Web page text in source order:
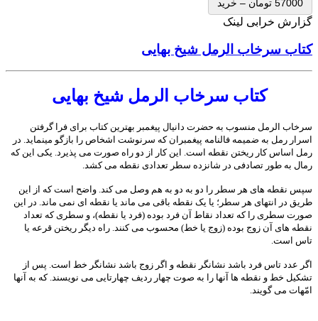
57000 تومان – خرید
گزارش خرابی لینک
کتاب سرخاب الرمل شیخ بهایی
کتاب سرخاب الرمل شیخ بهایی
سرخاب الرمل منسوب به حضرت دانیال پیغمبر بهترین کتاب برای فرا گرفتن
اسرار رمل به ضمیمه فالنامه پیغمبران که سرنوشت اشخاص را بازگو مینماید. در
رمل اساس کار ریختن نقطه است. این کار از دو راه صورت می پذیرد. یکی این که
رمال به طور تصادفی در شانزده سطر تعدادی نقطه می کشد.
سپس نقطه های هر سطر را دو به دو به هم وصل می کند. واضح است که از این
طریق در انتهای هر سطر؛ یا یک نقطه باقی می ماند یا نقطه ای نمی ماند. در این
صورت سطری را که تعداد نقاط آن فرد بوده (فرد یا نقطه)، و سطری که تعداد
نقطه های آن زوج بوده (زوج یا خط) محسوب می کنند. راه دیگر ریختن قرعه یا
تاس است.
اگر عدد تاس فرد باشد نشانگر نقطه و اگر زوج باشد نشانگر خط است. پس از
تشکیل خط و نقطه ها آنها را به صوت چهار ردیف چهارتایی می نویسند. که به آنها
امّهات می گویند.